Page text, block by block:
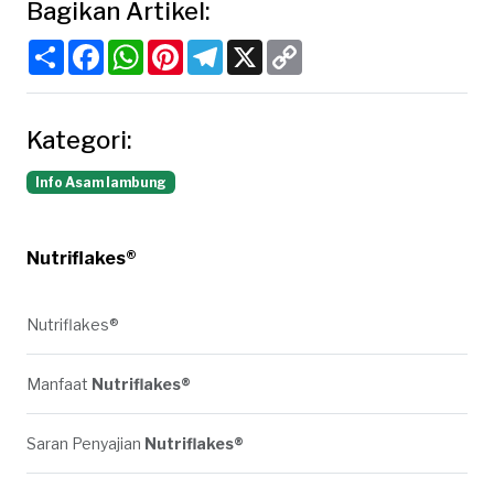
Bagikan Artikel:
ShareFacebookWhatsApp
PinterestTelegram
X
Kategori:
Info Asam lambung
Nutriflakes®
Nutriflakes®
Manfaat Nutriflakes®
Saran Penyajian Nutriflakes®